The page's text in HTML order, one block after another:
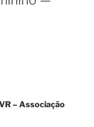
– Associação